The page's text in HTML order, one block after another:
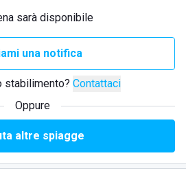
sarà disponibile
una notifica
stabilimento? Contattaci
Oppure
altre spiagge